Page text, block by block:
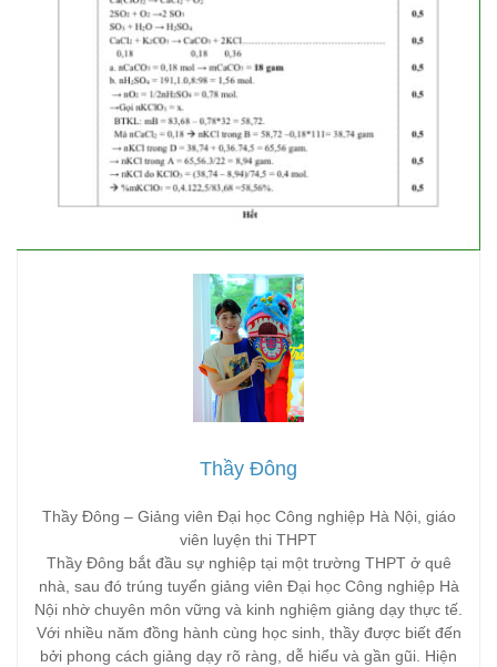
Thầy Đông
Thầy Đông – Giảng viên Đại học Công nghiệp Hà Nội, giáo
viên luyện thi THPT
Thầy Đông bắt đầu sự nghiệp tại một trường THPT ở quê
nhà, sau đó trúng tuyển giảng viên Đại học Công nghiệp Hà
Nội nhờ chuyên môn vững và kinh nghiệm giảng dạy thực tế.
Với nhiều năm đồng hành cùng học sinh, thầy được biết đến
bởi phong cách giảng dạy rõ ràng, dễ hiểu và gần gũi. Hiện